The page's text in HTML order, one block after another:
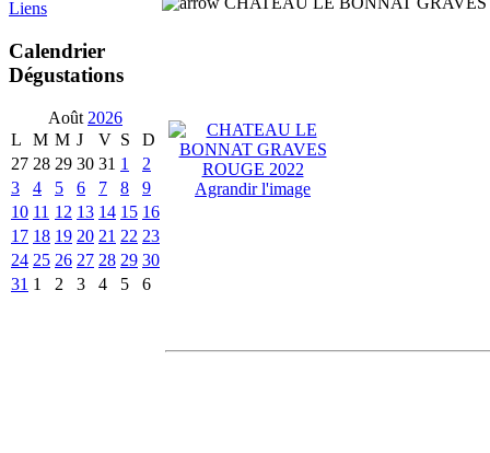
Liens
Calendrier
Dégustations
Août 2026
L
M M J V S
D
27 28 29 30 31 1
2
3
4 5 6 7 8
9
10 11 12 13 14 15 16
17 18 19 20 21 22 23
24 25 26 27 28 29 30
31 1 2 3 4 5 6
Agrandir l'image